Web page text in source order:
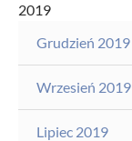
2019
Grudzień 2019
Wrzesień 2019
Lipiec 2019